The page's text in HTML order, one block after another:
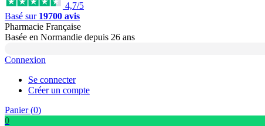
4,7/5
Basé sur 19700 avis
Pharmacie Française
Basée en Normandie depuis 26 ans
Connexion
Se connecter
Créer un compte
Panier (0)
0